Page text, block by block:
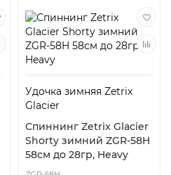
Удочка зимняя Zetrix
Glacier
Спиннинг Zetrix Glacier
Shorty зимний ZGR-58H
58см до 28гр, Heavy